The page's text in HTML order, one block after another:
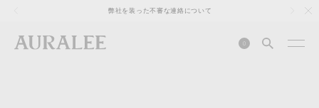
弊社を装った不審な連絡について
0